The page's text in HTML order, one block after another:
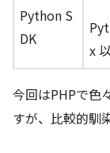
Python S
DK
x
今回はPHPで色
すが、比較的馴